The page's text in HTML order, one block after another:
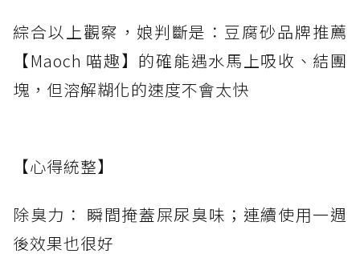
綜合以上觀察，娘判斷是：豆腐砂品牌推薦
【Maoch 喵趣】的確能遇水馬上吸收、結團
塊，但溶解糊化的速度不會太快
【心得統整】
除臭力： 瞬間掩蓋屎尿臭味；連續使用一週
後效果也很好